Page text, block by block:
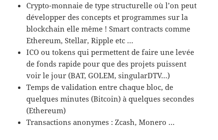
Crypto-monnaie de type structurelle où l’on peut
développer des concepts et programmes sur la
blockchain elle même ! Smart contracts comme
Ethereum, Stellar, Ripple etc …
ICO ou tokens qui permettent de faire une levée
de fonds rapide pour que des projets puissent
voir le jour (BAT, GOLEM, singularDTV…)
Temps de validation entre chaque bloc, de
quelques minutes (Bitcoin) à quelques secondes
(Ethereum)
Transactions anonymes : Zcash, Monero …